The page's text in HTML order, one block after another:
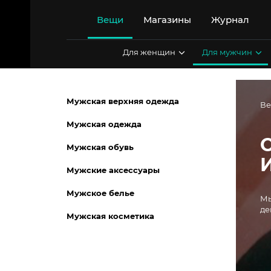
Вещи Магазины Журнал
Для женщин Для мужчин
Мужская верхняя одежда
Мужская одежда
Мужская обувь
Мужские аксессуары
Мужское белье
Мужская косметика